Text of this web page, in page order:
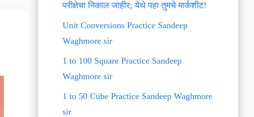
परीक्षेचा निकाल जाहीर; येथे पहा तुमचे मार्कशीट!
Unit Conversions Practice Sandeep
Waghmore sir
1 to 100 Square Practice Sandeep
Waghmore sir
1 to 50 Cube Practice Sandeep Waghmore
sir